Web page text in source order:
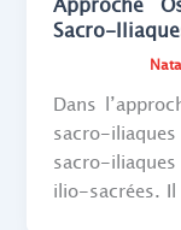
Sacro-
Dans
sacro-
sacro-
ilio-sacrées.